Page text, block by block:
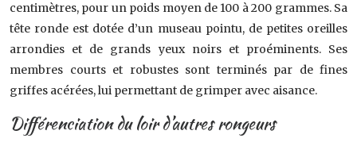
centimètres, pour un poids moyen de 100 à 200 grammes. Sa
tête ronde est dotée d’un museau pointu, de petites oreilles
arrondies et de grands yeux noirs et proéminents. Ses
membres courts et robustes sont terminés par de fines
griffes acérées, lui permettant de grimper avec aisance.
Différenciation du loir d’autres rongeurs